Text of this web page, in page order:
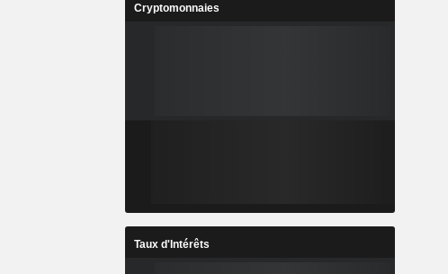
Cryptomonnaies
Taux d'Intérêts